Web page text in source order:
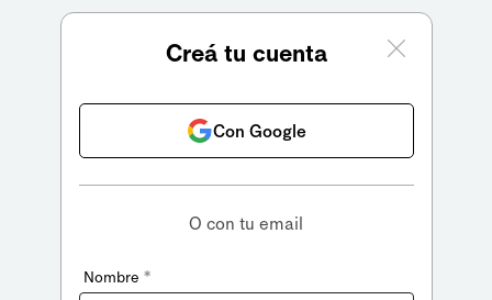
Creá tu cuenta
Con Google
O con tu email
Nombre *